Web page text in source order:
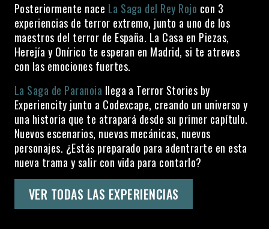
Posteriormente nace La Saga del Rey Rojo con 3
experiencias de terror extremo, junto a uno de los
maestros del terror de España. La Casa en Piezas,
Herejía y Onírico te esperan en Madrid, si te atreves
con las emociones fuertes.
La Saga de Paranoia llega a Terror Stories by
Experiencity junto a Codexcape, creando un universo y
una historia que te atrapará desde su primer capítulo.
Nuevos escenarios, nuevas mecánicas, nuevos
personajes. ¿Estás preparado para adentrarte en esta
nueva trama y salir con vida para contarlo?
VER TODAS LAS EXPERIENCIAS